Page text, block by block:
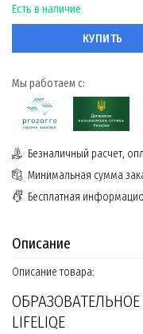
Есть в наличие
КУПИТЬ
Мы работаем с:
Безналичный расчет,
Минимальная сумма
Бесплатная
Описание
Описание товара:
LIFELIQE